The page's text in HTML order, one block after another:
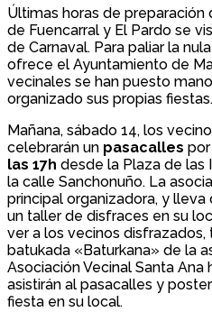
Últimas horas de preparación
de Fuencarral y El Pardo se
de Carnaval. Para paliar la
ofrece el Ayuntamiento de
vecinales se han puesto
organizado sus propias fiestas.
Mañana, sábado 14, los
celebrarán un pasacalles por
las 17h desde la Plaza de las
la calle Sanchonuño. La
principal organizadora, y
un taller de disfraces en su
ver a los vecinos disfrazados,
batukada «Baturkana» de la
Asociación Vecinal Santa
asistirán al pasacalles y
fiesta en su local.